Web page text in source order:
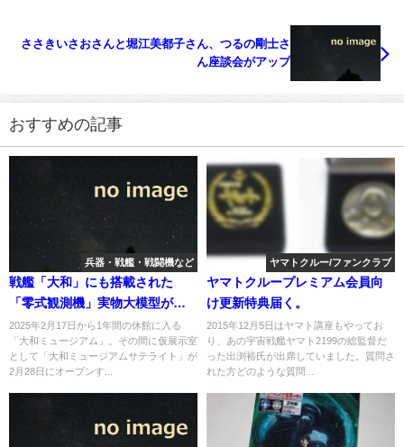
ささきいさおさんと堀江美都子さん、つるの剛士さ
ん座談会がアップ
おすすめの記事
兵器・戦艦・戦闘機など
戦艦「大和」にも搭載された
「零式観測機」実物大模型が大
和ミュージアムにて展示へ
2025年2月17日から1年間の休館に入る
「大和ミュージアム」。その間に仮展示室
として「大和ミュージアムサテライト」が
2月28日にオープンす...
ヤマトクルー/ファンクラブ
ヤマトクループレミアム会員向
け更新特典届く。
2015年12月5日はヤマト講座もやってお
り、あの宇宙戦艦ヤマト2199の総監督だ
った出渕裕氏が出席していました。質問さ
れた方どのような質問...